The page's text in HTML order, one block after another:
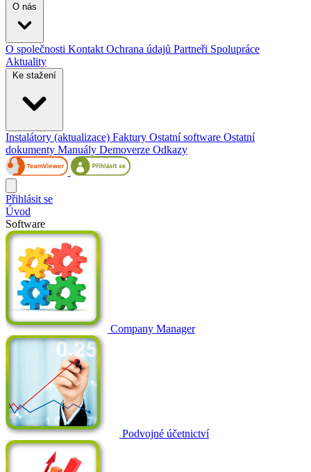
O nás
O společnosti Kontakt Ochrana údajů Partneři Spolupráce
Aktuality
Ke stažení
Instalátory (aktualizace) Faktury Ostatní software Ostatní
dokumenty Manuály Demoverze Odkazy
Přihlásit se
Úvod
Software
Company Manager
Podvojné účetnictví